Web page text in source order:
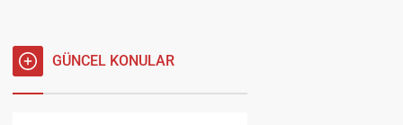
GÜNCEL KONULAR